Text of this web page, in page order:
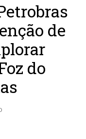
de
do